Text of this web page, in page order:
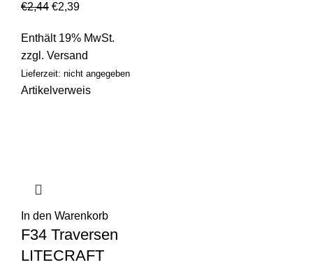
€2,44 €2,39
Enthält 19% MwSt.
zzgl. Versand
Lieferzeit: nicht angegeben
Artikelverweis
In den Warenkorb
F34 Traversen
LITECRAFT